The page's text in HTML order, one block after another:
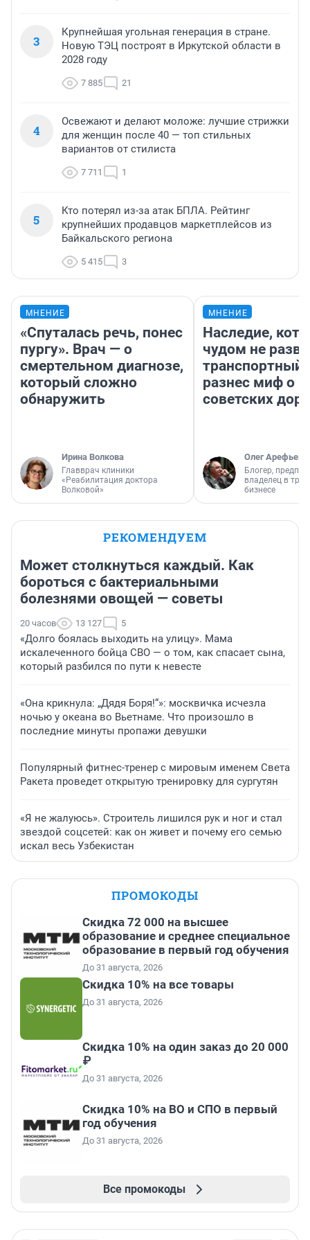
3
Крупнейшая угольная генерация в стране.
Новую ТЭЦ построят в Иркутской области в
2028 году
7 885 21
4
Освежают и делают моложе: лучшие стрижки
для женщин после 40 — топ стильных
вариантов от стилиста
7 711 1
5
Кто потерял из-за атак БПЛА. Рейтинг
крупнейших продавцов маркетплейсов из
Байкальского региона
5 415 3
МНЕНИЕ
«Спуталась речь, понес
пургу». Врач — о
смертельном диагнозе,
который сложно
обнаружить
Ирина Волкова
Главврач клиники
«Реабилитация доктора
Волковой»
МНЕНИЕ
Наследие,
чудом не
транспортный
разнес миф о
советских
Олег Арефьев
Блогер,
владелец в
бизнесе
РЕКОМЕНДУЕМ
Может столкнуться каждый. Как
бороться с бактериальными
болезнями овощей — советы
20 часов 13 127 5
«Долго боялась выходить на улицу». Мама
искалеченного бойца СВО — о том, как спасает сына,
который разбился по пути к невесте
«Она крикнула: „Дядя Боря!“»: москвичка исчезла
ночью у океана во Вьетнаме. Что произошло в
последние минуты пропажи девушки
Популярный фитнес-тренер с мировым именем Света
Ракета проведет открытую тренировку для сургутян
«Я не жалуюсь». Строитель лишился рук и ног и стал
звездой соцсетей: как он живет и почему его семью
искал весь Узбекистан
ПРОМОКОДЫ
Скидка 72 000 на высшее
образование и среднее специальное
образование в первый год обучения
До 31 августа, 2026
Скидка 10% на все товары
До 31 августа, 2026
Скидка 10% на один заказ до 20 000
₽
До 31 августа, 2026
Скидка 10% на ВО и СПО в первый
год обучения
До 31 августа, 2026
Все промокоды